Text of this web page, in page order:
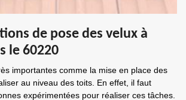
de pose des velux à
le 60220
importantes comme la mise en place des
au niveau des toits. En effet, il faut
expérimentées pour réaliser ces tâches.